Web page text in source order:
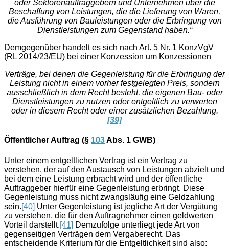
oder Sektorenauftraggebern und Unternehmen über die
Beschaffung von Leistungen, die die Lieferung von Waren,
die Ausführung von Bauleistungen oder die Erbringung von
Dienstleistungen zum Gegenstand haben.“
Demgegenüber handelt es sich nach Art. 5 Nr. 1 KonzVgV
(RL 2014/23/EU) bei einer Konzession um Konzessionen
Verträge, bei denen die Gegenleistung für die Erbringung der
Leistung nicht in einem vorher festgelegten Preis, sondern
ausschließlich in dem Recht besteht, die eigenen Bau- oder
Dienstleistungen zu nutzen oder entgeltlich zu verwerten
oder in diesem Recht oder einer zusätzlichen Bezahlung.
[39]
Öffentlicher Auftrag (§ 103Abs. 1 GWB)
Unter einem entgeltlichen Vertrag ist ein Vertrag zu
verstehen, der auf den Austausch von Leistungen abzielt und
bei dem eine Leistung erbracht wird und der öffentliche
Auftraggeber hierfür eine Gegenleistung erbringt. Diese
Gegenleistung muss nicht zwangsläufig eine Geldzahlung
sein.[40] Unter Gegenleistung ist jegliche Art der Vergütung
zu verstehen, die für den Auftragnehmer einen geldwerten
Vorteil darstellt.[41] Demzufolge unterliegt jede Art von
gegenseitigen Verträgen dem Vergaberecht. Das
entscheidende Kriterium für die Entgeltlichkeit sind also: